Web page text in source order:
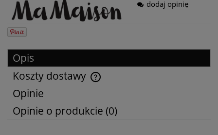
dodaj opinię
Opis
Koszty dostawy
Cena nie zawiera ewentualnych kosztów płatności
Opinie
Opinie o produkcie (0)